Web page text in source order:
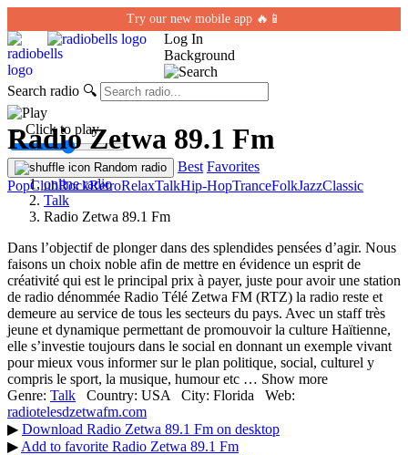
Try our new mobile app 🔥📱
Log In
Background
Search radio 🔍
← Click to play
Random radio Best Favorites
PopClubRockRetroRelaxTalkHip-HopTranceFolkJazzClassic
Radio Zetwa 89.1 Fm
online radio
Talk
Radio Zetwa 89.1 Fm
Dans l’objectif de plonger dans des splendides pensées d’agir. Nous
faisons un choix noble afin de mettre en évidence un esprit de
créativité qui est le principal prix à payer, juste pour avoir une station
de radio dénommée Radio Télé Zetwa FM (RTZ) la radio reste et
demeure au service de tous les secteurs du pays. Avec un staff très
jeune et dynamique permettant de promouvoir la culture Haïtienne,
elle s’investie toujours dans le social en donnant un exemple vivant
pour mieux vous informer sur le plan politique, social, culturel y
compris le sport, la musique, humour etc … Show more
Genre: Talk Country: USA City: Florida Web:
radiotelesdzetwafm.com
▶ Download Radio Zetwa 89.1 Fm on desktop
▶ Add to favorite Radio Zetwa 89.1 Fm